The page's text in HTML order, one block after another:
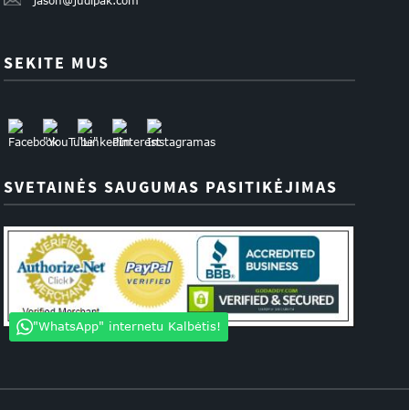
SEKITE MUS
SVETAINĖS SAUGUMAS PASITIKĖJIMAS
"WhatsApp" internetu Kalbėtis!